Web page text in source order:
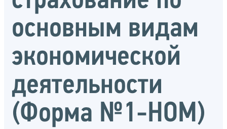
основным видам
экономической
деятельности
(Форма №1-НОМ)